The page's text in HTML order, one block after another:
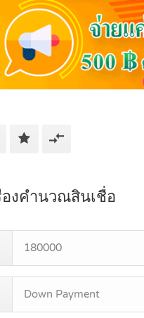
องคำนวณสินเชื่อ